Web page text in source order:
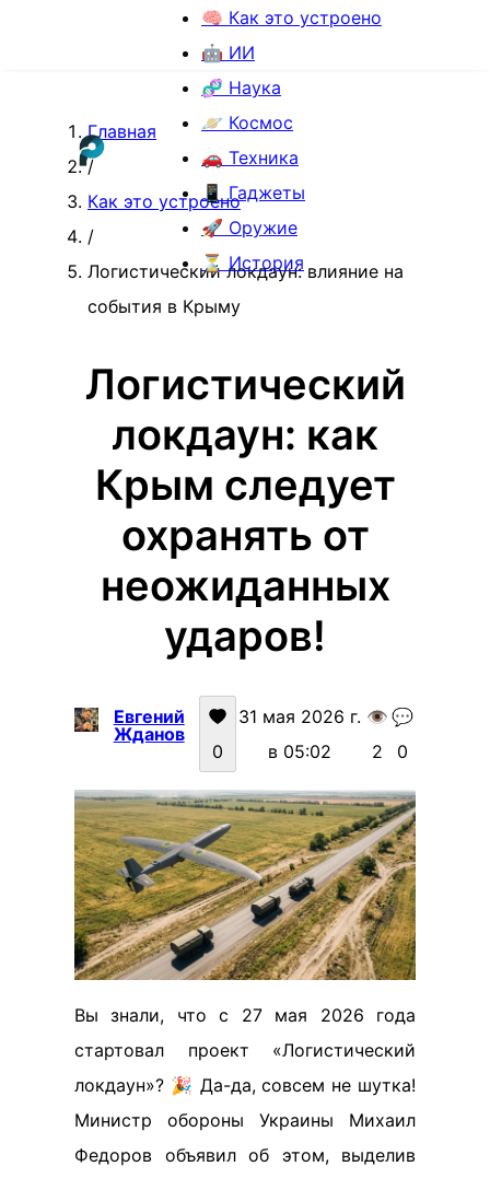
🧠 Как это устроено
🤖 ИИ
🧬 Наука
🪐 Космос
🚗 Техника
📱 Гаджеты
🚀 Оружие
⏳ История
Главная
/
Как это устроено
/
Логистический локдаун: влияние на
события в Крыму
Логистический
локдаун: как
Крым следует
охранять от
неожиданных
ударов!
Евгений
Жданов
0
31 мая 2026 г.
в 05:02
👁️
2
💬
0
Вы знали, что с 27 мая 2026 года
стартовал проект «Логистический
локдаун»? 🎉 Да-да, совсем не шутка!
Министр обороны Украины Михаил
Федоров объявил об этом, выделив